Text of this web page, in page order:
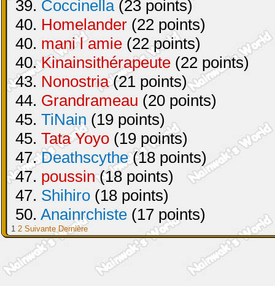
39. Coccinella(23 points)
40. Homelander (22 points)
40. mani l amie (22 points)
40.Kinainsithérapeute (22 points)
43. Nonostria(21 points)
44. Grandrameau (20 points)
45. TiNain (19 points)
45. Tata Yoyo (19 points)
47.Deathscythe(18 points)
47. poussin(18 points)
47. Shihiro (18 points)
50. Anainrchiste (17 points)
1 2 Suivante Dernière